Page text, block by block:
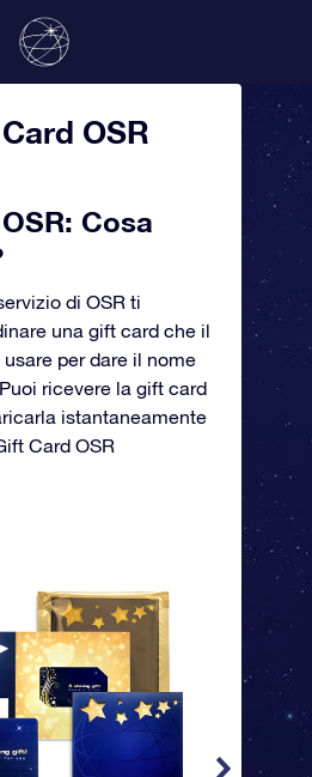
OSR
Cosa
di OSR ti
una gift card che il
per dare il nome
ricevere la gift card
istantaneamente
Card OSR